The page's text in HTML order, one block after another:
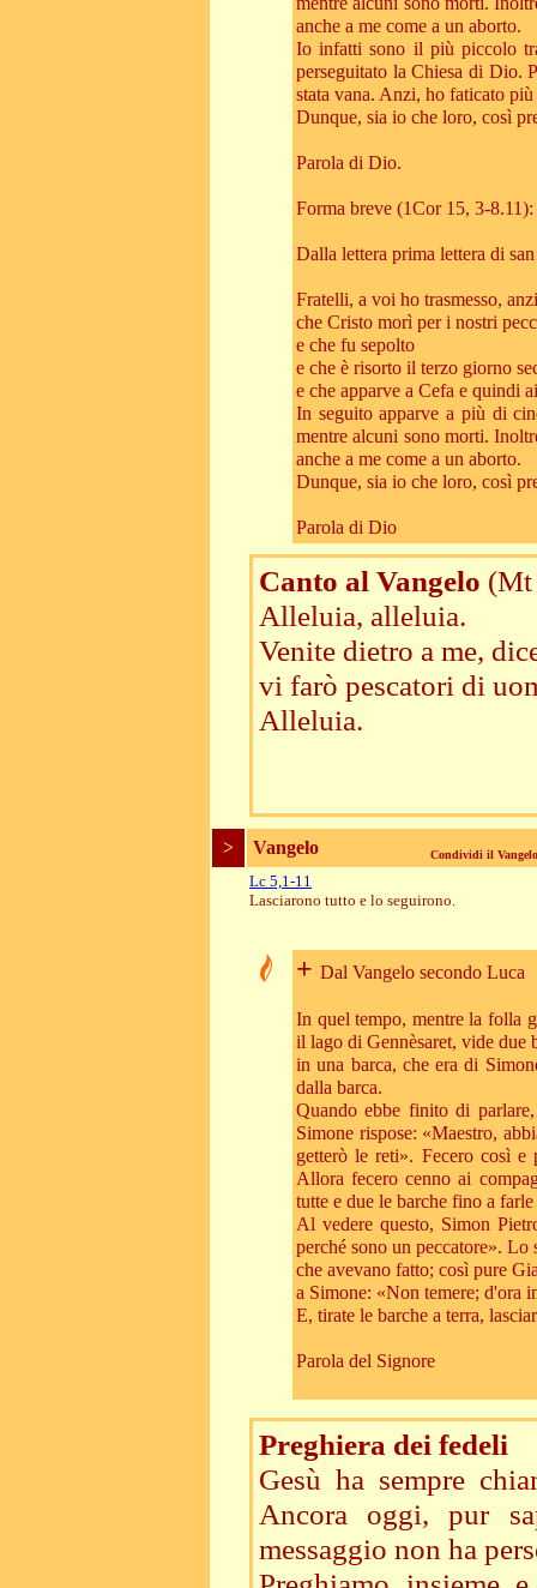
anche a me come a un aborto.
Io infatti sono il più piccolo
perseguitato la Chiesa di Dio.
stata vana. Anzi, ho faticato
Dunque, sia io che loro, così
Parola di Dio.
Forma breve (1Cor 15, 3-8.11):
Dalla lettera prima lettera di
Fratelli, a voi ho trasmesso,
che Cristo morì per i nostri
e che fu sepolto
e che è risorto il terzo giorno
e che apparve a Cefa e quindi
In seguito apparve a più di
mentre alcuni sono morti.
anche a me come a un aborto.
Dunque, sia io che loro, così
Parola di Dio
Canto al Vangelo (Mt
Alleluia, alleluia.
Venite dietro a me,
vi farò pescatori di
Alleluia.
> Vangelo Condividi il
Lc 5,1-11
Lasciarono tutto e lo seguirono.
+ Dal Vangelo secondo Luca
In quel tempo, mentre la folla
il lago di Gennèsaret, vide due
in una barca, che era di
dalla barca.
Quando ebbe finito di
Simone rispose: «Maestro,
getterò le reti». Fecero così
Allora fecero cenno ai
tutte e due le barche fino a
Al vedere questo, Simon
perché sono un peccatore».
che avevano fatto; così pure
a Simone: «Non temere; d'ora
E, tirate le barche a terra,
Parola del Signore
Preghiera dei fedeli
Gesù ha sempre
Ancora oggi, pur
messaggio non ha